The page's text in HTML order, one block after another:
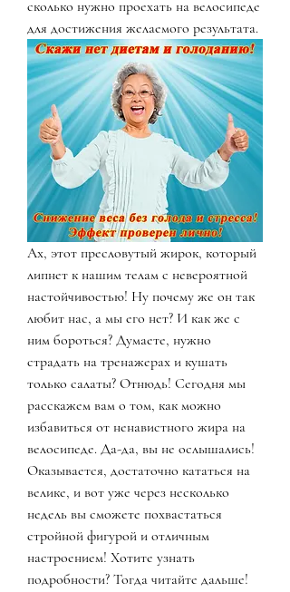
сколько нужно проехать на велосипеде
для достижения желаемого результата.
Ах, этот пресловутый жирок, который
липнет к нашим телам с невероятной
настойчивостью! Ну почему же он так
любит нас, а мы его нет? И как же с
ним бороться? Думаете, нужно
страдать на тренажерах и кушать
только салаты? Отнюдь! Сегодня мы
расскажем вам о том, как можно
избавиться от ненавистного жира на
велосипеде. Да-да, вы не ослышались!
Оказывается, достаточно кататься на
велике, и вот уже через несколько
недель вы сможете похвастаться
стройной фигурой и отличным
настроением! Хотите узнать
подробности? Тогда читайте дальше!